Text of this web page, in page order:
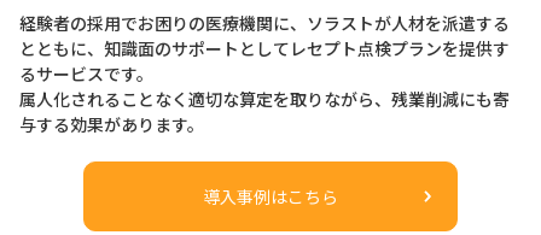
経験者の採用でお困りの医療機関に、ソラストが人材を派遣する
とともに、知識面のサポートとしてレセプト点検プランを提供す
るサービスです。
属人化されることなく適切な算定を取りながら、残業削減にも寄
与する効果があります。
導入事例はこちら